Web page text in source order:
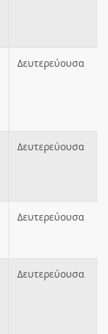
Δευτερεύουσα
Δευτερεύουσα
Δευτερεύουσα
Δευτερεύουσα